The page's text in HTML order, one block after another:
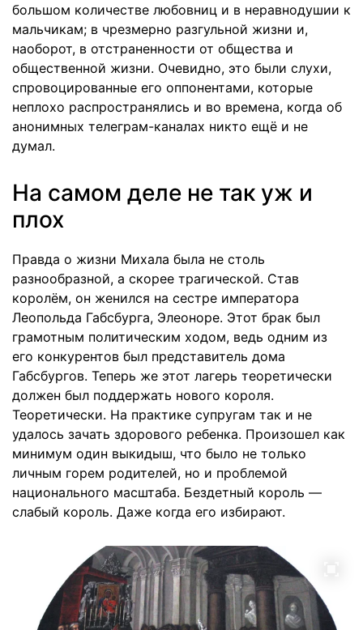
большом количестве любовниц и в неравнодушии к
мальчикам; в чрезмерно разгульной жизни и,
наоборот, в отстраненности от общества и
общественной жизни. Очевидно, это были слухи,
спровоцированные его оппонентами, которые
неплохо распространялись и во времена, когда об
анонимных телеграм-каналах никто ещё и не
думал.
На самом деле не так уж и
плох
Правда о жизни Михала была не столь
разнообразной, а скорее трагической. Став
королём, он женился на сестре императора
Леопольда Габсбурга, Элеоноре. Этот брак был
грамотным политическим ходом, ведь одним из
его конкурентов был представитель дома
Габсбургов. Теперь же этот лагерь теоретически
должен был поддержать нового короля.
Теоретически. На практике супругам так и не
удалось зачать здорового ребенка. Произошел как
минимум один выкидыш, что было не только
личным горем родителей, но и проблемой
национального масштаба. Бездетный король —
слабый король. Даже когда его избирают.